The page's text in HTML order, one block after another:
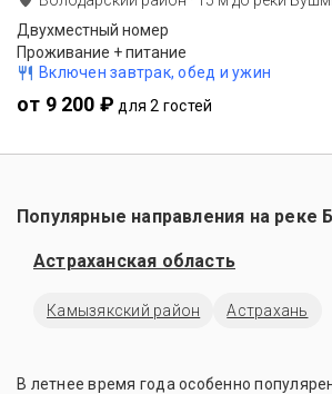
Двухместный номер
Проживание + питание
Включен завтрак, обед и ужин
от 9 200 ₽ для 2 гостей
Популярные направления на реке
Астраханская область
Камызякский район Астрахань
В летнее время года особенно